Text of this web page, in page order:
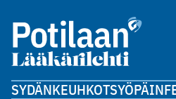
SYDÄNKEUHKOTSYÖPÄ